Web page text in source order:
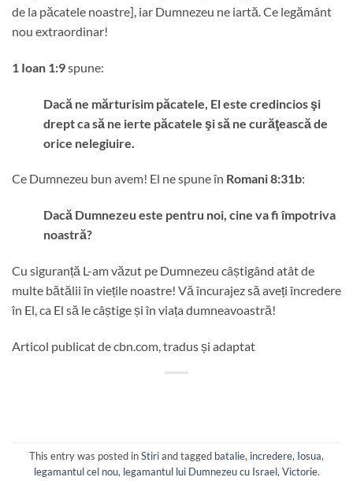
de la păcatele noastre], iar Dumnezeu ne iartă. Ce legământ
nou extraordinar!
1 Ioan 1:9spune:
Dacă ne mărturisim păcatele, El este credincios şi
drept ca să ne ierte păcatele şi să ne curăţească de
orice nelegiuire.
Ce Dumnezeu bun avem! El ne spune în Romani 8:31b:
Dacă Dumnezeu este pentru noi, cine va fi împotriva
noastră?
Cu siguranță L-am văzut pe Dumnezeu câștigând atât de
multe bătălii în viețile noastre! Vă încurajez să aveți încredere
în El, ca El să le câștige și în viața dumneavoastră!
Articol publicat de cbn.com, tradus și adaptat
This entry was posted inStiriand tagged batalie, incredere, Iosua,
legamantul cel nou, legamantul lui Dumnezeu cu Israel, Victorie.